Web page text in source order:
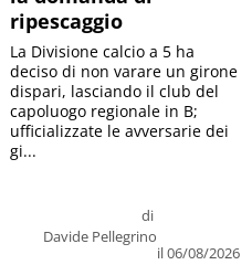
ripescaggio
di
Davide Pellegrino
il 06/08/2026
La Divisione calcio a 5 ha
deciso di non varare un girone
dispari, lasciando il club del
capoluogo regionale in B;
ufficializzate le avversarie dei
gi...